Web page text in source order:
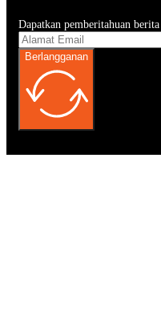
Dapatkan pemberitahuan
Berlangganan